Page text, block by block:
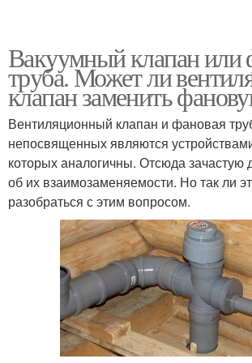
Вакуумный клапан или
труба. Может ли
клапан заменить
Вентиляционный клапан и фановая
непосвященных являются
которых аналогичны. Отсюда зачастую
об их взаимозаменяемости. Но так ли
разобраться с этим вопросом.